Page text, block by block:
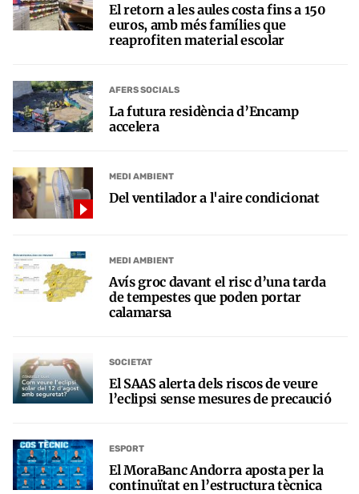
El retorn a les aules costa fins a 150
euros, amb més famílies que
reaprofiten material escolar
AFERS SOCIALS
La futura residència d’Encamp
accelera
MEDI AMBIENT
Del ventilador a l'aire condicionat
MEDI AMBIENT
Avís groc davant el risc d’una tarda
de tempestes que poden portar
calamarsa
SOCIETAT
El SAAS alerta dels riscos de veure
l’eclipsi sense mesures de precaució
ESPORT
El MoraBanc Andorra aposta per la
continuïtat en l’estructura tècnica